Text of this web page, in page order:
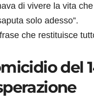
di vivere la vita
solo adesso”.
che restituisce
del